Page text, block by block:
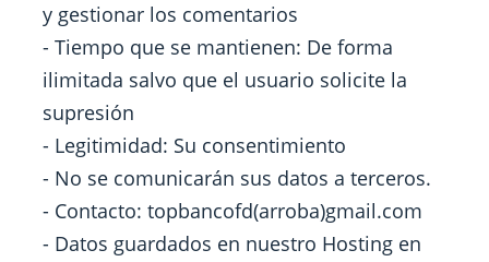
y gestionar los comentarios
- Tiempo que se mantienen: De forma
ilimitada salvo que el usuario solicite la
supresión
- Legitimidad: Su consentimiento
- No se comunicarán sus datos a terceros.
- Contacto: topbancofd(arroba)gmail.com
- Datos guardados en nuestro Hosting en